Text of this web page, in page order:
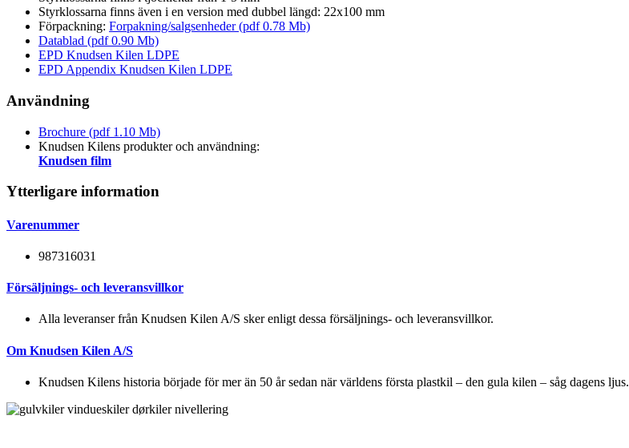
Styrklossarna finns även i en version med dubbel längd: 22x100 mm
Förpackning: Forpakning/salgsenheder (pdf 0.78 Mb)
Datablad (pdf 0.90 Mb)
EPD Knudsen Kilen LDPE
EPD Appendix Knudsen Kilen LDPE
Användning
Brochure (pdf 1.10 Mb)
Knudsen Kilens produkter och användning:
Knudsen film
Ytterligare information
Varenummer
987316031
Försäljnings- och leveransvillkor
Alla leveranser från Knudsen Kilen A/S sker enligt dessa försäljnings- och leveransvillkor.
Om Knudsen Kilen A/S
Knudsen Kilens historia började för mer än 50 år sedan när världens första plastkil – den gula kilen – såg dagens ljus.